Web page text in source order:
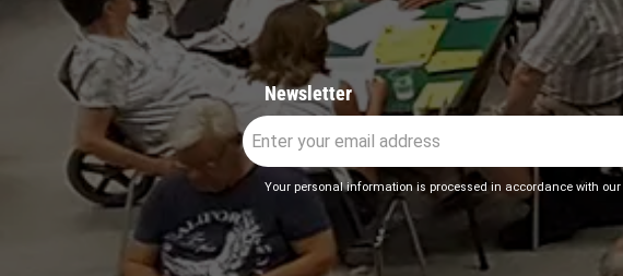
Newsletter
Your personal information is processed in accordance with our